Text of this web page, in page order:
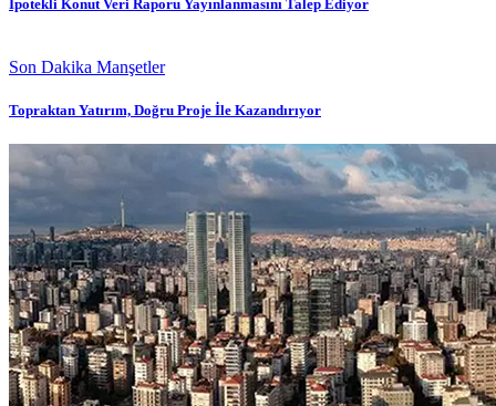
İpotekli Konut Veri Raporu Yayınlanmasını Talep Ediyor
Son Dakika Manşetler
Topraktan Yatırım, Doğru Proje İle Kazandırıyor